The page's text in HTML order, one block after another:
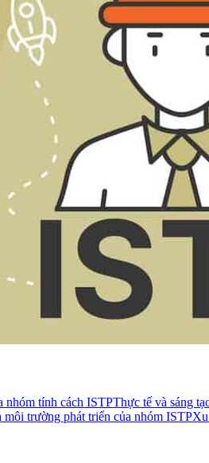
nhóm tính cách ISTPThực tế và sáng
trường phát triển của nhóm ISTP